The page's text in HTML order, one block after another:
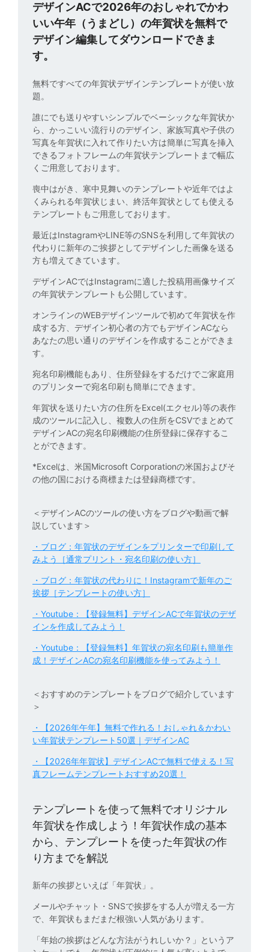
デザインACで2026年のおしゃれでかわ
いい午年（うまどし）の年賀状を無料で
デザイン編集してダウンロードできま
す。
無料ですべての年賀状デザインテンプレートが使い放
題。
誰にでも送りやすいシンプルでベーシックな年賀状か
ら、かっこいい流行りのデザイン、家族写真や子供の
写真を年賀状に入れて作りたい方は簡単に写真を挿入
できるフォトフレームの年賀状テンプレートまで幅広
くご用意しております。
喪中はがき、寒中見舞いのテンプレートや近年ではよ
くみられる年賀状じまい、終活年賀状としても使える
テンプレートもご用意しております。
最近はInstagramやLINE等のSNSを利用して年賀状の
代わりに新年のご挨拶としてデザインした画像を送る
方も増えてきています。
デザインACではInstagramに適した投稿用画像サイズ
の年賀状テンプレートも公開しています。
オンラインのWEBデザインツールで初めて年賀状を作
成する方、デザイン初心者の方でもデザインACなら
あなたの思い通りのデザインを作成することができま
す。
宛名印刷機能もあり、住所登録をするだけでご家庭用
のプリンターで宛名印刷も簡単にできます。
年賀状を送りたい方の住所をExcel(エクセル)等の表作
成のツールに記入し、複数人の住所をCSVでまとめて
デザインACの宛名印刷機能の住所登録に保存するこ
とができます。
*Excelは、米国Microsoft Corporationの米国およびそ
の他の国における商標または登録商標です。
＜デザインACのツールの使い方をブログや動画で解
説しています＞
・ブログ：年賀状のデザインをプリンターで印刷して
みよう［通常プリント・宛名印刷の使い方］
・ブログ：年賀状の代わりに！Instagramで新年のご
挨拶［テンプレートの使い方］
・Youtube：【登録無料】デザインACで年賀状のデザ
インを作成してみよう！
・Youtube：【登録無料】年賀状の宛名印刷も簡単作
成！デザインACの宛名印刷機能を使ってみよう！
＜おすすめのテンプレートをブログで紹介しています
＞
・【2026年午年】無料で作れる！おしゃれ＆かわい
い年賀状テンプレート50選｜デザインAC
・【2026年年賀状】デザインACで無料で使える！写
真フレームテンプレートおすすめ20選！
テンプレートを使って無料でオリジナル
年賀状を作成しよう！年賀状作成の基本
から、テンプレートを使った年賀状の作
り方までを解説
新年の挨拶といえば「年賀状」。
メールやチャット・SNSで挨拶をする人が増える一方
で、年賀状もまだまだ根強い人気があります。
「年始の挨拶はどんな方法がうれしいか？」というア